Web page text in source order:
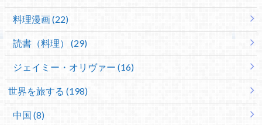
料理漫画 (22)
読書（料理） (29)
ジェイミー・オリヴァー (16)
世界を旅する (198)
中国 (8)